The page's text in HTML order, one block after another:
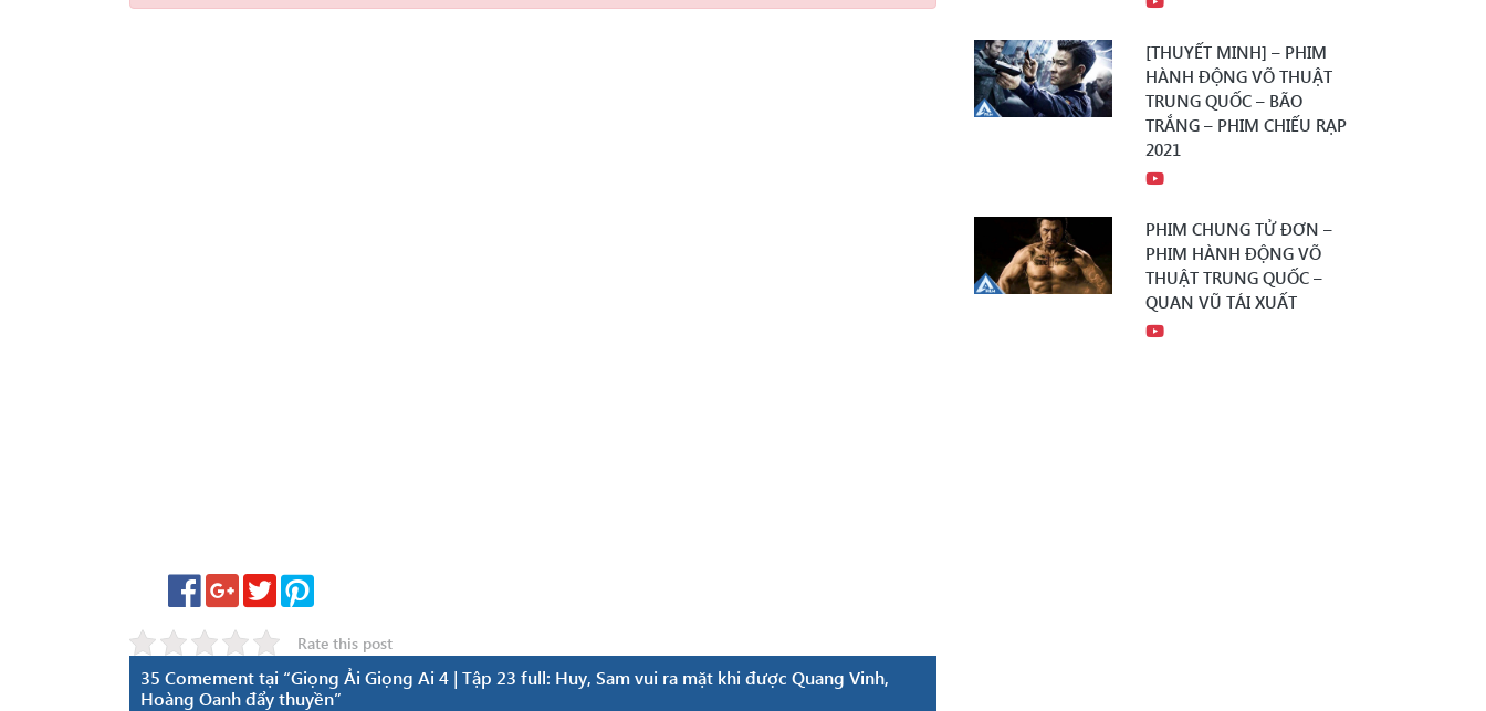
Rate this post
35 Comement tại “Giọng Ải Giọng Ai 4 | Tập 23 full: Huy, Sam vui ra mặt khi được Quang Vinh,
Hoàng Oanh đẩy thuyền”
[THUYẾT MINH] – PHIM
HÀNH ĐỘNG VÕ THUẬT
TRUNG QUỐC – BÃO
TRẮNG – PHIM CHIẾU RẠP
2021
PHIM CHUNG TỬ ĐƠN –
PHIM HÀNH ĐỘNG VÕ
THUẬT TRUNG QUỐC –
QUAN VŨ TÁI XUẤT